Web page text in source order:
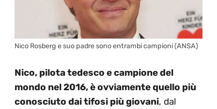
Nico Rosberg e suo padre sono entrambi campioni (ANSA)
Nico, pilota tedesco e campione del
mondo nel 2016, è ovviamente quello più
conosciuto dai tifosi più giovani, dal